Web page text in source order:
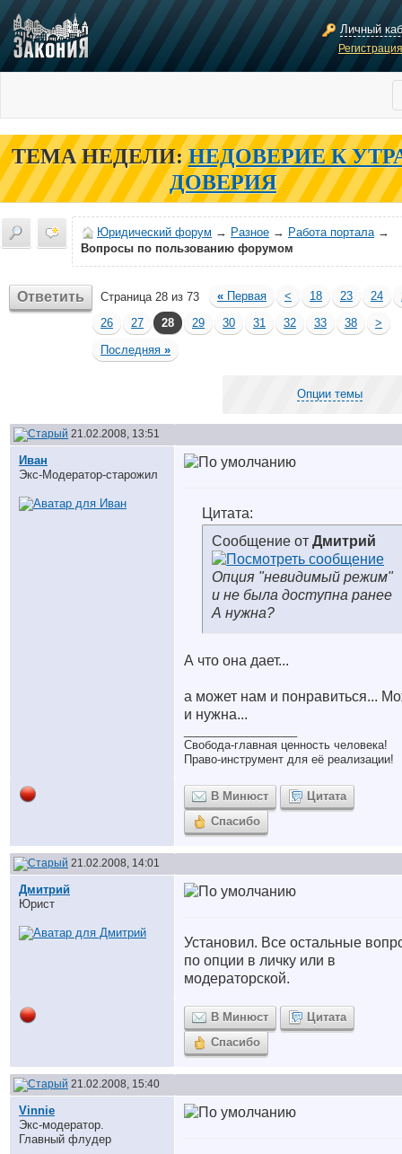
Личный
ТЕМА НЕДЕЛИ: НЕДОВЕРИЕ К
ДОВЕРИЯ
Юридический форум → Разное → Работа портала→
Вопросы по пользованию форумом
Ответить Страница 28 из 73 « Первая < 18 23 24
26
27 28 29 30 31 32 33 38
>
Последняя »
Опции темы
21.02.2008, 13:51
Иван
Экс-Модератор-старожил
Цитата:
Сообщение от Дмитрий
Опция "невидимый режим"
и не была доступна ранее
А нужна?
А что она дает...
а может нам и понравиться...
и нужна...
Свобода-главная ценность человека!
Право-инструмент для её реализации!
В Минюст
Цитата
Спасибо
21.02.2008, 14:01
Дмитрий
Юрист
Установил. Все остальные
по опции в личку или в
модераторской.
В Минюст
Цитата
Спасибо
21.02.2008, 15:40
Vinnie
Экс-модератор.
Главный флудер